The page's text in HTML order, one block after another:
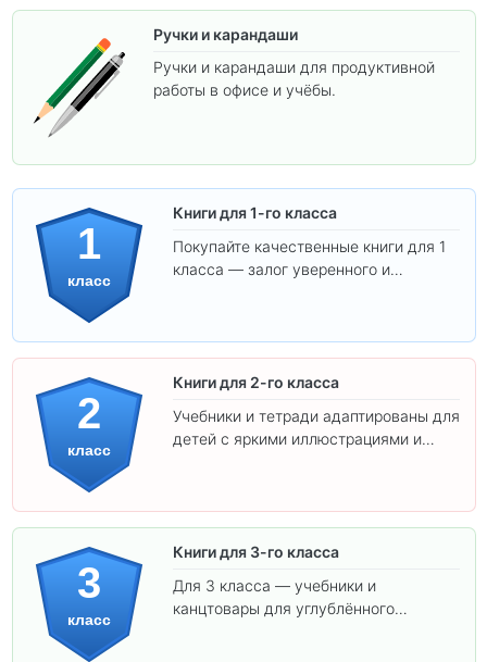
Ручки и карандаши
Ручки и карандаши для продуктивной
работы в офисе и учёбы.
1
класс
Книги для 1-го класса
Покупайте качественные книги для 1
класса — залог уверенного и
2
класс
Книги для 2-го класса
Учебники и тетради адаптированы для
детей с яркими иллюстрациями и
3
класс
Книги для 3-го класса
Для 3 класса — учебники и
канцтовары для углублённого